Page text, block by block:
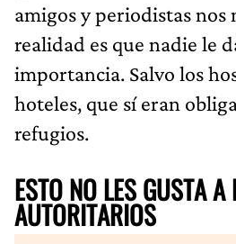
amigos y periodistas nos
realidad es que nadie le
importancia. Salvo los
hoteles, que sí eran
refugios.
ESTO NO LES GUSTA A
AUTORITARIOS